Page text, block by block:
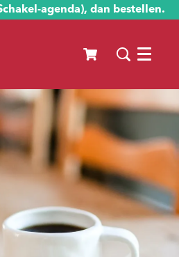
agenda), dan bestellen.
Menu